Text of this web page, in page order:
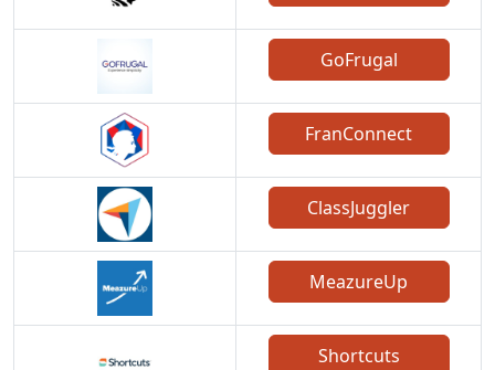
GoFrugal
FranConnect
ClassJuggler
MeazureUp
Shortcuts